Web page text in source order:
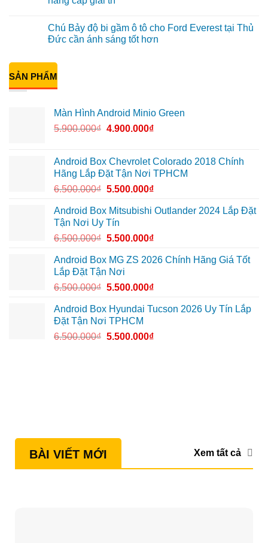
Honda
Thủ
Đức
vì
hạn
hình
cho
Honda
CR-
Quận
12
ở
lắp
Màn
hình
Minio
Green
cho
Suzuki
Quận
tiện
bình
luận
ở
Android
box
Geely
Quận
nâng
Chú Bảy độ bi gầm ô tô cho Ford Everest tại Thủ
Đức cần ánh sáng tốt hơn
bình
luận
ở
Chú
Everest
Thủ
cần
sáng
hơn
SẢN PHẨM
Màn Hình Android Minio Green
5.900.000₫ 4.900.000₫
Android Box Chevrolet Colorado 2018 Chính
Hãng Lắp Đặt Tận Nơi TPHCM
6.500.000₫ 5.500.000₫
Android Box Mitsubishi Outlander 2024 Lắp Đặt
Tận Nơi Uy Tín
6.500.000₫ 5.500.000₫
Android Box MG ZS 2026 Chính Hãng Giá Tốt
Lắp Đặt Tận Nơi
6.500.000₫ 5.500.000₫
Android Box Hyundai Tucson 2026 Uy Tín Lắp
Đặt Tận Nơi TPHCM
6.500.000₫ 5.500.000₫
BÀI VIẾT MỚI Xem tất cả